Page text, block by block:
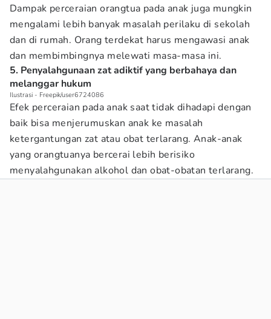
Dampak perceraian orangtua pada anak juga mungkin
mengalami lebih banyak masalah perilaku di sekolah
dan di rumah. Orang terdekat harus mengawasi anak
dan membimbingnya melewati masa-masa ini.
5. Penyalahgunaan zat adiktif yang berbahaya dan
melanggar hukum
Ilustrasi - Freepik/user6724086
Efek perceraian pada anak saat tidak dihadapi dengan
baik bisa menjerumuskan anak ke masalah
ketergantungan zat atau obat terlarang. Anak-anak
yang orangtuanya bercerai lebih berisiko
menyalahgunakan alkohol dan obat-obatan terlarang.